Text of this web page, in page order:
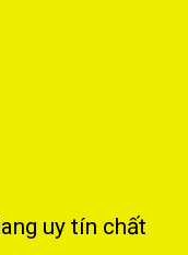
uy tín chất